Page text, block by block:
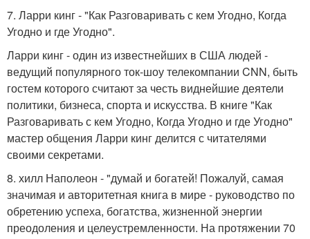
7. Ларри кинг - "Как Разговаривать с кем Угодно, Когда
Угодно и где Угодно".
Ларри кинг - один из известнейших в США людей -
ведущий популярного ток-шоу телекомпании CNN, быть
гостем которого считают за честь виднейшие деятели
политики, бизнеса, спорта и искусства. В книге "Как
Разговаривать с кем Угодно, Когда Угодно и где Угодно"
мастер общения Ларри кинг делится с читателями
своими секретами.
8. хилл Наполеон - "думай и богатей! Пожалуй, самая
значимая и авторитетная книга в мире - руководство по
обретению успеха, богатства, жизненной энергии
преодоления и целеустремленности. На протяжении 70